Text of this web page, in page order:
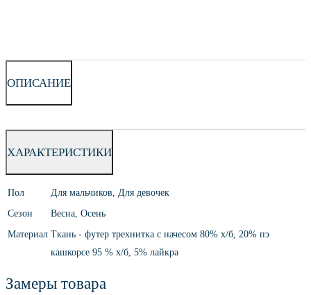
ОПИСАНИЕ
ХАРАКТЕРИСТИКИ
Пол
Для мальчиков, Для девочек
Сезон
Весна, Осень
Материал Ткань - футер трехнитка с начесом 80% х/б, 20% пэ
кашкорсе 95 % х/б, 5% лайкра
Замеры товара